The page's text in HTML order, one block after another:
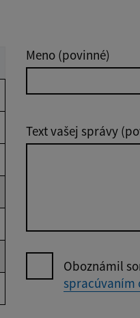
Meno (povinné)
Text vašej správy
Oboznámil
spracúvaním